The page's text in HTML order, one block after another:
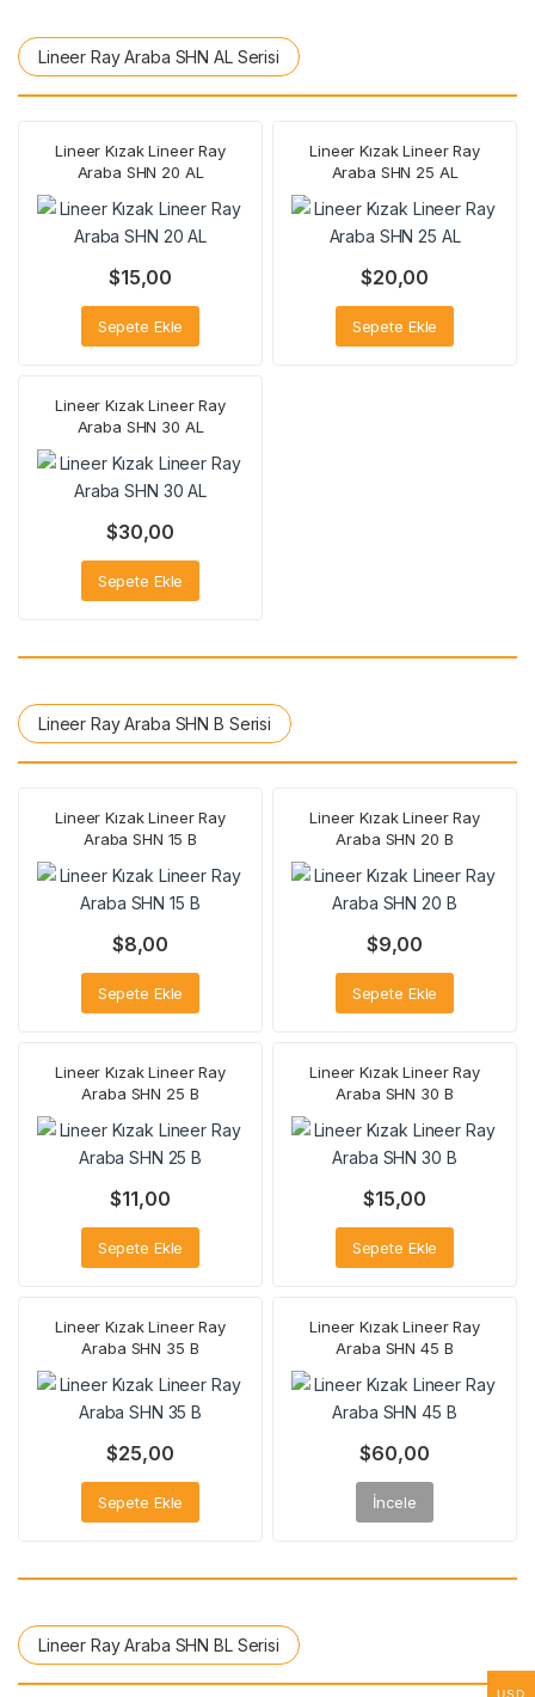
Lineer Ray Araba SHN AL Serisi
Lineer Kızak Lineer Ray
Araba SHN 20 AL
$15,00
Sepete Ekle
Lineer Kızak Lineer Ray
Araba SHN 25 AL
$20,00
Sepete Ekle
Lineer Kızak Lineer Ray
Araba SHN 30 AL
$30,00
Sepete Ekle
Lineer Ray Araba SHN B Serisi
Lineer Kızak Lineer Ray
Araba SHN 15 B
$8,00
Sepete Ekle
Lineer Kızak Lineer Ray
Araba SHN 20 B
$9,00
Sepete Ekle
Lineer Kızak Lineer Ray
Araba SHN 25 B
$11,00
Sepete Ekle
Lineer Kızak Lineer Ray
Araba SHN 30 B
$15,00
Sepete Ekle
Lineer Kızak Lineer Ray
Araba SHN 35 B
$25,00
Sepete Ekle
Lineer Kızak Lineer Ray
Araba SHN 45 B
$60,00
İncele
Lineer Ray Araba SHN BL Serisi
USD